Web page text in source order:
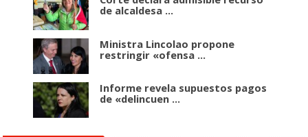
de alcaldesa ...
Ministra Lincolao propone
restringir «ofensa ...
Informe revela supuestos pagos
de «delincuen ...